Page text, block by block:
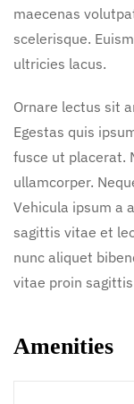
maecenas
scelerisque.
ultricies lacus.
Ornare lectus sit
Egestas quis
fusce ut placerat.
ullamcorper.
Vehicula ipsum a
sagittis vitae et
nunc aliquet
vitae proin
Amenities